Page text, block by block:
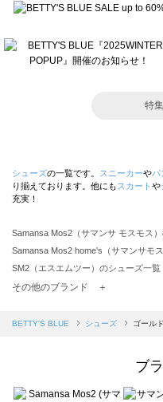
特
シューズの一覧です。 スニーカーやパ
り揃えております。他にも スカート や
充実！
Samansa Mos2（サマンサ モスモス
Samansa Mos2 home's（サマンサモ
SM2（エスエムツー）のシューズ一覧
TSUHARU by Samansa Mos2（ツハ
Samansa Mos2 blue（サマンサモスモ
sō4ū（ソウフォーユー）のシューズ
Te chichi（テチチ）のシューズ一覧
その他のブランド ＋
BETTY'S BLUE シューズ ゴール
ブ